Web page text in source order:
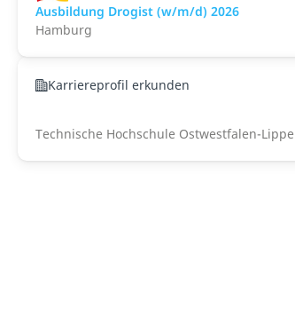
Ausbildung Drogist (w/m/d) 2026
Hamburg
Karriereprofil erkunden
Technische Hochschule Ostwestfalen-Lippe